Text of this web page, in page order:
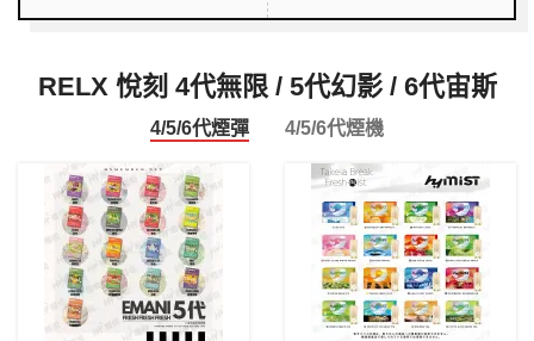
RELX 悅刻 4代無限 / 5代幻影 / 6代宙斯
4/5/6代煙彈 4/5/6代煙機